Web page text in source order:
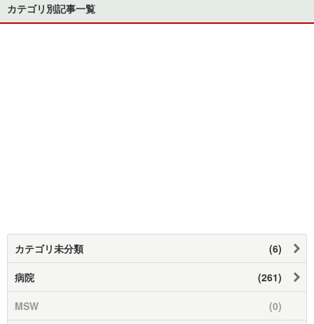
カテゴリ別記事一覧
カテゴリ未分類 (6)
病院 (261)
MSW (0)